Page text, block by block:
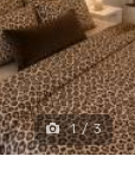
1 / 3